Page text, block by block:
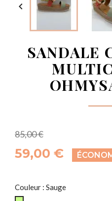

SANDALE
85,00 €
59,00 €
Couleur : Sauge